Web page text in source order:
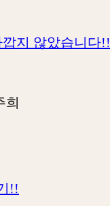
지 않았습니다!!
희
!!